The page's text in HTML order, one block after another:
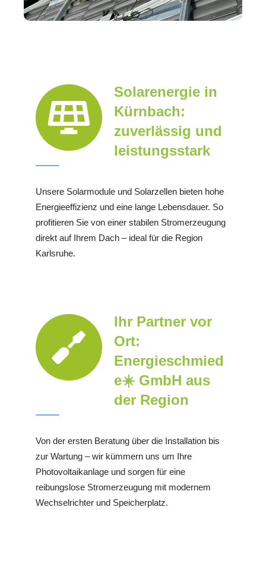
Solarenergie in
Kürnbach:
zuverlässig und
leistungsstark
Unsere Solarmodule und Solarzellen bieten hohe
Energieeffizienz und eine lange Lebensdauer. So
profitieren Sie von einer stabilen Stromerzeugung
direkt auf Ihrem Dach – ideal für die Region
Karlsruhe.
Ihr Partner vor
Ort:
Energieschmied
e☀️ GmbH aus
der Region
Von der ersten Beratung über die Installation bis
zur Wartung – wir kümmern uns um Ihre
Photovoltaikanlage und sorgen für eine
reibungslose Stromerzeugung mit modernem
Wechselrichter und Speicherplatz.